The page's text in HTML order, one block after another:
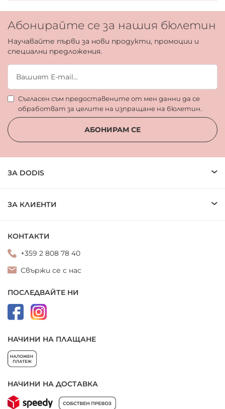
Абонирайте се за нашия бюлетин
Научавайте първи за нови продукти, промоции и
специални предложения.
Съгласен съм предоставените от мен данни да се
обработват за целите на изпращане на бюлетин.
АБОНИРАМ СЕ
ЗА DODIS
ЗА КЛИЕНТИ
КОНТАКТИ
+359 2 808 78 40
Свържи се с нас
ПОСЛЕДВАЙТЕ НИ
НАЧИНИ НА ПЛАЩАНЕ
НАЧИНИ НА ДОСТАВКА